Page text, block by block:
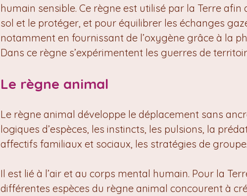
humain sensible. Ce règne est utilisé par la Terre afin
sol et le protéger, et pour équilibrer les échanges
notamment en fournissant de l’oxygène grâce à la
Dans ce règne s’expérimentent les guerres de
Le règne animal
Le règne animal développe le déplacement sans
logiques d’espèces, les instincts, les pulsions, la
affectifs familiaux et sociaux, les stratégies de groupe.
Il est lié à l’air et au corps mental humain. Pour la
différentes espèces du règne animal concourent à